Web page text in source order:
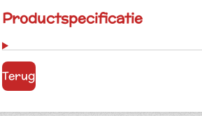
Productspecificatie
Terug